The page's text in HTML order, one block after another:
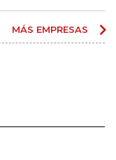
MÁS EMPRESAS